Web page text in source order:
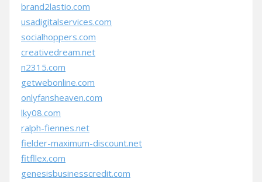
brand2lastio.com
usadigitalservices.com
socialhoppers.com
creativedream.net
n2315.com
getwebonline.com
onlyfansheaven.com
lky08.com
ralph-fiennes.net
fielder-maximum-discount.net
fitfllex.com
genesisbusinesscredit.com